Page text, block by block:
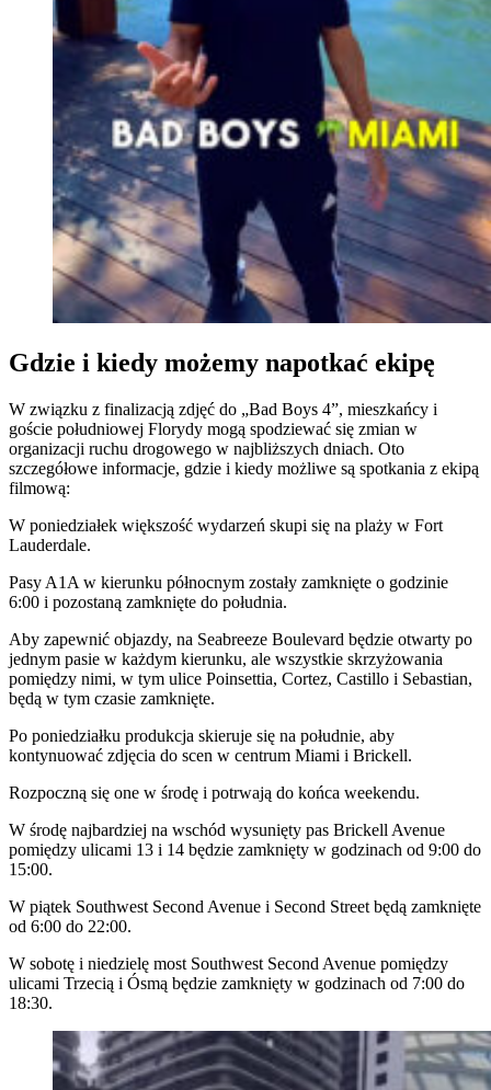
Gdzie i kiedy możemy napotkać ekipę
W związku z finalizacją zdjęć do „Bad Boys 4”, mieszkańcy i
goście południowej Florydy mogą spodziewać się zmian w
organizacji ruchu drogowego w najbliższych dniach. Oto
szczegółowe informacje, gdzie i kiedy możliwe są spotkania z ekipą
filmową:
W poniedziałek większość wydarzeń skupi się na plaży w Fort
Lauderdale.
Pasy A1A w kierunku północnym zostały zamknięte o godzinie
6:00 i pozostaną zamknięte do południa.
Aby zapewnić objazdy, na Seabreeze Boulevard będzie otwarty po
jednym pasie w każdym kierunku, ale wszystkie skrzyżowania
pomiędzy nimi, w tym ulice Poinsettia, Cortez, Castillo i Sebastian,
będą w tym czasie zamknięte.
Po poniedziałku produkcja skieruje się na południe, aby
kontynuować zdjęcia do scen w centrum Miami i Brickell.
Rozpoczną się one w środę i potrwają do końca weekendu.
W środę najbardziej na wschód wysunięty pas Brickell Avenue
pomiędzy ulicami 13 i 14 będzie zamknięty w godzinach od 9:00 do
15:00.
W piątek Southwest Second Avenue i Second Street będą zamknięte
od 6:00 do 22:00.
W sobotę i niedzielę most Southwest Second Avenue pomiędzy
ulicami Trzecią i Ósmą będzie zamknięty w godzinach od 7:00 do
18:30.